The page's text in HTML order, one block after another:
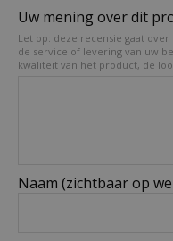
Uw mening over dit
Let op: deze recensie gaat
de service of levering van uw
kwaliteit van het product, de
Naam (zichtbaar op